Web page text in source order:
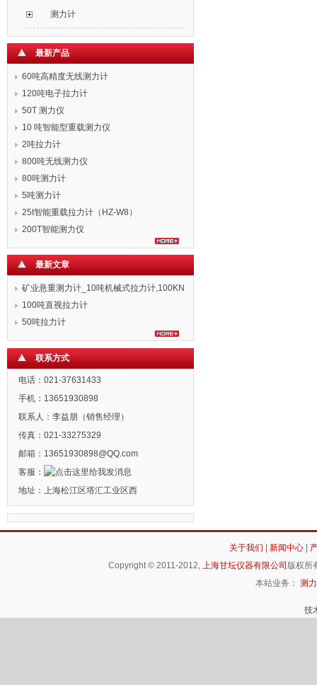
测力计
最新产品
60吨高精度无线测力计
120吨电子拉力计
50T 测力仪
10 吨智能型重载测力仪
2吨拉力计
800吨无线测力仪
80吨测力计
5吨测力计
25t智能重载拉力计（HZ-W8）
200T智能测力仪
最新文章
矿业悬重测力计_10吨机械式拉力计,100KN
拉力表
100吨直视拉力计
50吨拉力计
联系方式
电话：021-37631433
手机：13651930898
联系人：李益朋（销售经理）
传真：021-33275329
邮箱：13651930898@QQ.com
客服：
地址：上海松江区塔汇工业区西
关于我们 新闻中心|
Copyright © 2011-2012,上海甘坛仪器有限公司 版权所
本站业务： 测
技